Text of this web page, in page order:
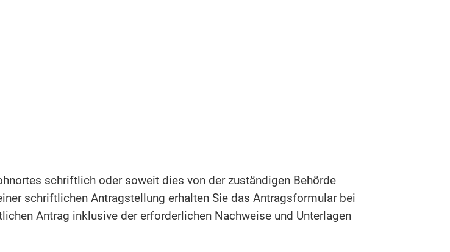
schriftlich oder soweit dies von der zuständigen Behörde
schriftlichen Antragstellung erhalten Sie das Antragsformular bei
Antrag inklusive der erforderlichen Nachweise und Unterlagen